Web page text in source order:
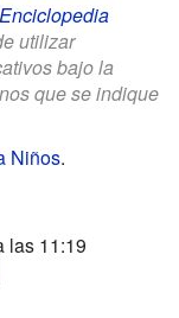
Enciclopedia
utilizar
bajo la
que se indique
Niños.
las 11:19